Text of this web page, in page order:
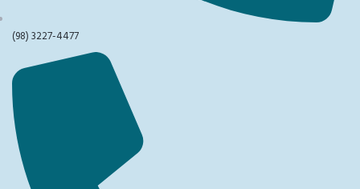
(98) 3227-4477